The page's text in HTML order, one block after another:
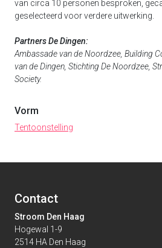
van circa 10 personen besproken,
geselecteerd voor verdere uitwerking.
Partners De Dingen:
Ambassade van de Noordzee, Building
van de Dingen, Stichting De Noordzee,
Society.
Vorm
Tentoonstelling
Contact
Stroom Den Haag
Hogewal 1-9
2514 HA Den Haag